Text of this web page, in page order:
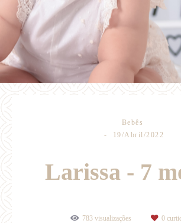
Bebês
19/Abril/2022
Larissa - 7
783 visualizações 0